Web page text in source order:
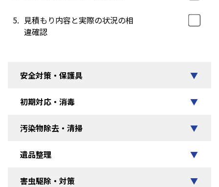
5. 見積もり内容と実際の状況の相
違確認
安全対策・保護具 ▼
初期対応・消毒 ▼
汚染物除去・清掃 ▼
遺品整理 ▼
害虫駆除・対策 ▼